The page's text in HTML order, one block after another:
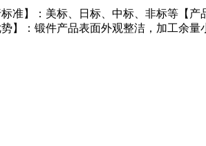
准】：美标、日标、中标、非标等【
：锻件产品表面外观整洁，加工余